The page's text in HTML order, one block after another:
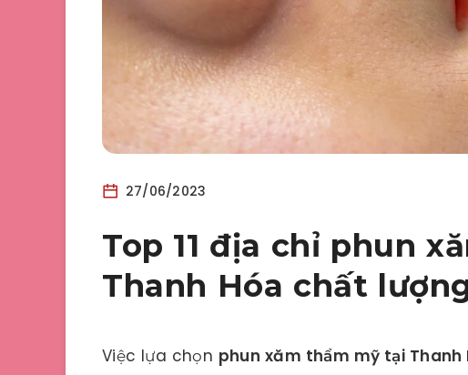
27/06/2023
Top 11 địa chỉ phun
Thanh Hóa chất
Việc lựa chọn phun xăm thẩm mỹ tại Thanh